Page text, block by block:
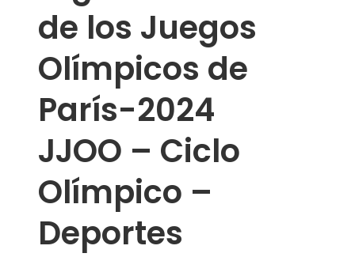
de los Juegos
Olímpicos de
París-2024
JJOO – Ciclo
Olímpico –
Deportes